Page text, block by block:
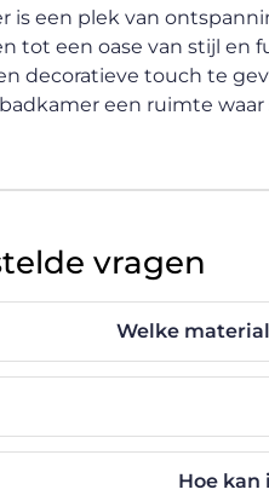
is een plek van
tot een oase van stijl en
decoratieve touch te
een ruimte
vragen
Welke
Hoe